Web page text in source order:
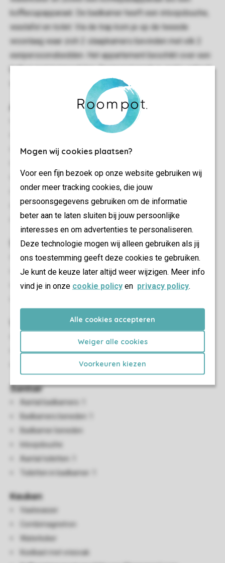
Mogen wij cookies plaatsen?
Voor een fijn bezoek op onze website gebruiken wij
onder meer tracking cookies, die jouw
persoonsgegevens gebruiken om de informatie
beter aan te laten sluiten bij jouw persoonlijke
interesses en om advertenties te personaliseren.
Deze technologie mogen wij alleen gebruiken als jij
ons toestemming geeft deze cookies te gebruiken.
Je kunt de keuze later altijd weer wijzigen. Meer info
vind je in onze cookie policy en privacy policy.
Alle cookies accepteren
Weiger alle cookies
Voorkeuren kiezen
koffiecupapparaat. De badkamer heeft een inloopdouche,
wastafel en toilet. Via de trap kom je op de tweede
woonlaag waar zich 2 slaapkamers bevinden met elk 2
eenpersoonsbedden. Het appartement beschikt over een
balkon met tuinmeubilair. Daarnaast maak je gratis gebruik
van wifi en parkeren kan op de centrale parkeerplaats.
Minimaal 2 slaapkamers
Gratis wifi
Geschikt voor 4 personen
Huisdiervrij
Energielabel: E
Slaapkamer(s)
Aantal slaapkamers: 2
Slaapkamers boven: 2
Eénpersoonsbedden: 4
Woon-/eetkamer
Eethoek
Sanitair
Aantal badkamers: 1
Badkamers beneden: 1
Badkamer beneden
Inloopdouche
Aantal toiletten: 1
Toiletten in badkamer: 1
Keuken
Vaatwasser
Combimagnetron
Waterkoker
Koelkast met vriesvak